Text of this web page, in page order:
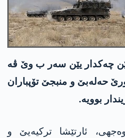
چەکدار یێن سەر ب وێ ڤە
حەلەبێ و منبجێ تۆپباران
بوویە.
ئارتێشا ترکیەیێ و